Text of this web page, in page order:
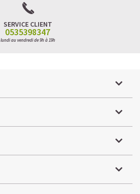
SERVICE CLIENT
0535398347
lundi au vendredi de 9h à 19h